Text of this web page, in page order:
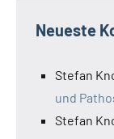
Neueste
Stefan
und
Stefan